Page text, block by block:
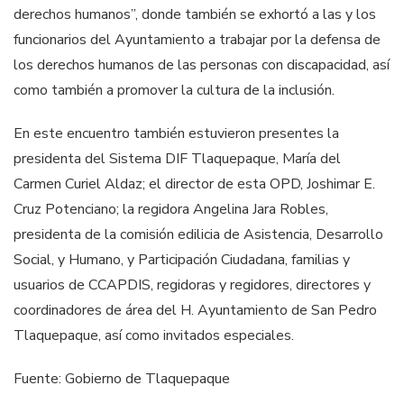
derechos humanos”, donde también se exhortó a las y los
funcionarios del Ayuntamiento a trabajar por la defensa de
los derechos humanos de las personas con discapacidad, así
como también a promover la cultura de la inclusión.
En este encuentro también estuvieron presentes la
presidenta del Sistema DIF Tlaquepaque, María del
Carmen Curiel Aldaz; el director de esta OPD, Joshimar E.
Cruz Potenciano; la regidora Angelina Jara Robles,
presidenta de la comisión edilicia de Asistencia, Desarrollo
Social, y Humano, y Participación Ciudadana, familias y
usuarios de CCAPDIS, regidoras y regidores, directores y
coordinadores de área del H. Ayuntamiento de San Pedro
Tlaquepaque, así como invitados especiales.
Fuente: Gobierno de Tlaquepaque